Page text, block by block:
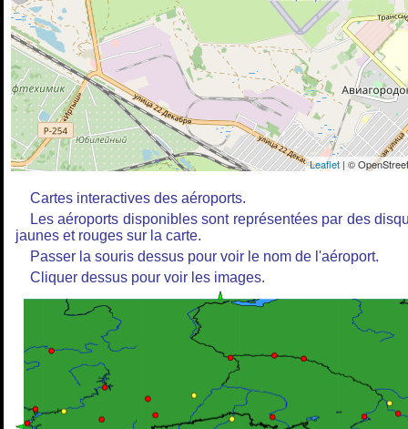
Leaflet | ©
Cartes interactives des aéroports.
Les aéroports disponibles sont représentées par des
jaunes et rouges sur la carte.
Passer la souris dessus pour voir le nom de l'aéroport.
Cliquer dessus pour voir les images.